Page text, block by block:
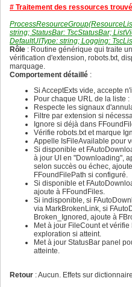
349
351
352
353
354
355
356
357
359
360
361
362
363
364
365
366
370
372
375
377
381
333
335
336
337
338
339
340
341
343
344
345
346
347
348
349
350
354
356
359
361
365
# Traitement des ressources
string; StatusBar: TscStatusBar;
DefaultUIType: string; Logging:
Rôle : Routine générique qui traite
vérification d'extension, robots.txt,
marquage.
Comportement détaillé :
Si AcceptExts vide, accepte
Pour chaque URL de la liste :
Respecte les signaux
Filtre par extension si
Ignore si déjà dans
Vérifie robots.txt et marque
Appelle IsFileAvailable pour
Si disponible et
à jour UI en "Downloading",
selon succès ou échec,
FFoundFilePath si configuré.
Si disponible et
ajoute à FFoundFiles.
Si indisponible, si
via MarkBrokenLink, si
Broken_Ignored, ajoute à
Met à jour FileCount et
exploration si atteint.
Met à jour StatusBar panel
atteinte.
Retour : Aucun. Effets sur